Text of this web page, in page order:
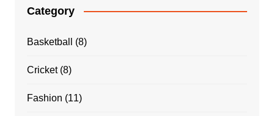
Category
Basketball (8)
Cricket(8)
Fashion (11)